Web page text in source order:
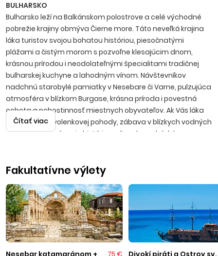
BULHARSKO
Bulharsko leží na Balkánskom polostrove a celé východné
pobrežie krajiny obmýva Čierne more. Táto neveľká krajina
láka turistov svojou bohatou históriou, piesočnatými
plážami a čistým morom s pozvoľne klesajúcim dnom,
krásnou prírodou i neodolateľnými špecialitami tradičnej
bulharskej kuchyne a lahodným vínom. Návštevníkov
nadchnú starobylé pamiatky v Nesebare či Varne, pulzujúca
atmosféra v blízkom Burgase, krásna príroda i povestná
ochota a pohostinnosť miestnych obyvateľov. Ak Vás láka
predstava dovolenkovej pohody, zábava v blízkych vodných
parkoch, spoznávanie histórie, večerné prechádzky po
Menšie príjemné stredisko leží v prekrásnom Kitenskom
zálive, približne 60 kilometrov južne od Burgasu.
Návštevníkom učaruje krásnymi piesočnatými plážami
so skalnými útesmi, ktoré si obľúbili i milovníci potápania.
Pláže sú obkolesené množstvom borovicových lesov. K
Čítať viac
Fakultatívne výlety
Nesebar katamaránom + 75 € Divokí piráti a Ostrov sv.